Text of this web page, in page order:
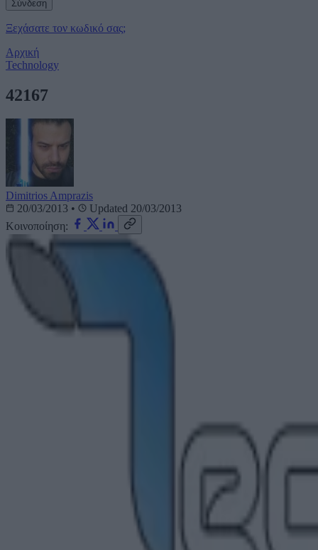
Ξεχάσατε τον κωδικό σας;
Αρχική
Technology
42167
Dimitrios Amprazis
20/03/2013 •
Updated 20/03/2013
Κοινοποίηση: